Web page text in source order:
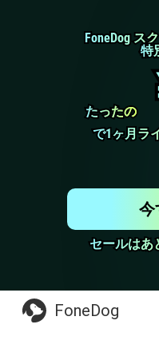
FoneDog ス
FoneDog ス
特
特
たったの
たったの
で1ヶ月ラ
で1ヶ月ラ
セールはあ
セールはあ
今
FoneDog